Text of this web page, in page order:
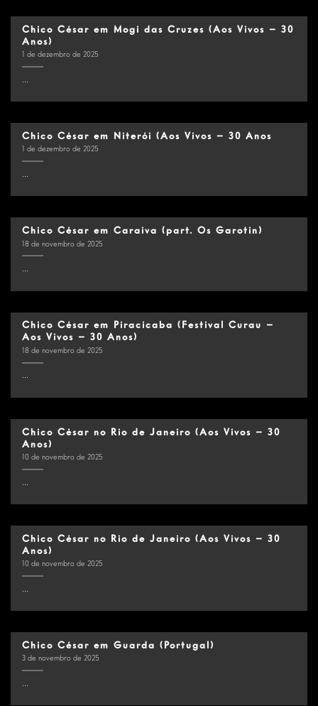
Chico César em Mogi das Cruzes (Aos Vivos – 30
Anos)
1 de dezembro de 2025
...
Chico César em Niterói (Aos Vivos – 30 Anos
1 de dezembro de 2025
...
Chico César em Caraiva (part. Os Garotin)
18 de novembro de 2025
...
Chico César em Piracicaba (Festival Curau –
Aos Vivos – 30 Anos)
18 de novembro de 2025
...
Chico César no Rio de Janeiro (Aos Vivos – 30
Anos)
10 de novembro de 2025
...
Chico César no Rio de Janeiro (Aos Vivos – 30
Anos)
10 de novembro de 2025
...
Chico César em Guarda (Portugal)
3 de novembro de 2025
...